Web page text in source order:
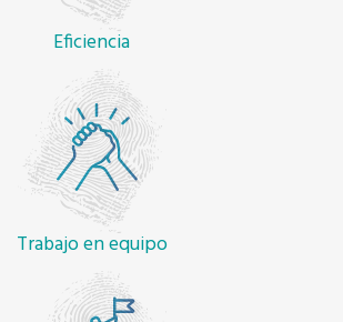
Eficiencia
Trabajo en equipo